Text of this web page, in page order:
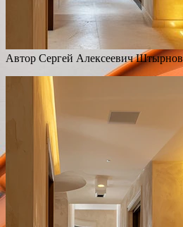
Автор Сергей Алексеевич Штырнов